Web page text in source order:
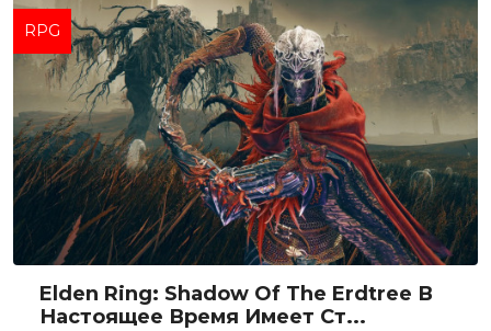
RPG
Elden Ring: Shadow Of The Erdtree В
Настоящее Время Имеет Ст...